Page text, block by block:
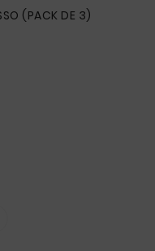
(PACK DE 3)